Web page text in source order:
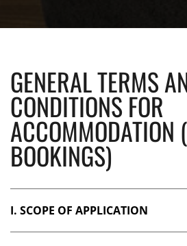
GENERAL TERMS
CONDITIONS FOR
ACCOMMODATION
BOOKINGS)
I. SCOPE OF APPLICATION